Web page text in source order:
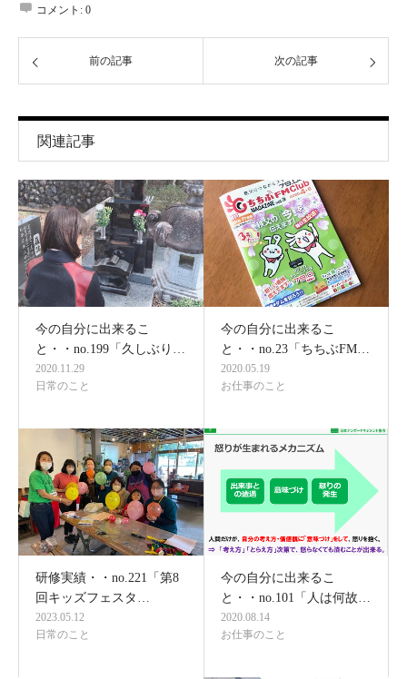
コメント: 0
前の記事 次の記事
関連記事
今の自分に出来るこ
と・・no.199「久しぶり…
2020.11.29
日常のこと
今の自分に出来るこ
と・・no.23「ちちぶFM…
2020.05.19
お仕事のこと
研修実績・・no.221「第8
回キッズフェスタ…
2023.05.12
日常のこと
今の自分に出来るこ
と・・no.101「人は何故…
2020.08.14
お仕事のこと